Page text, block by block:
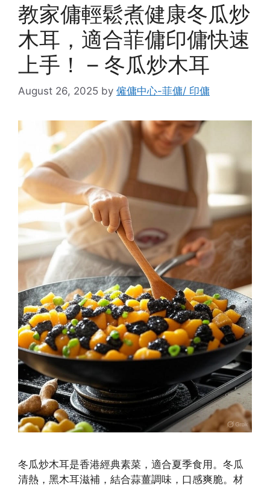
教家傭輕鬆煮健康冬瓜炒
木耳，適合菲傭印傭快速
上手！ – 冬瓜炒木耳
August 26, 2025 by 僱傭中心-菲傭/ 印傭
冬瓜炒木耳是香港經典素菜，適合夏季食用。冬瓜
清熱，黑木耳滋補，結合蒜薑調味，口感爽脆。材